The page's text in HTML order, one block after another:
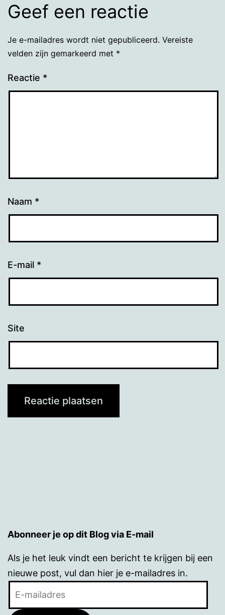
Geef een reactie
Je e-mailadres wordt niet gepubliceerd. Vereiste
velden zijn gemarkeerd met *
Reactie *
Naam *
E-mail *
Site
Abonneer je op dit Blog via E-mail
Als je het leuk vindt een bericht te krijgen bij een
nieuwe post, vul dan hier je e-mailadres in.